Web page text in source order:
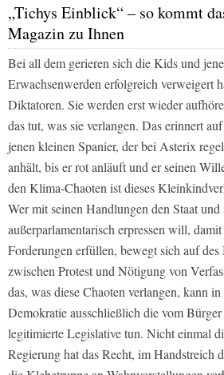
„Tichys Einblick“ – so kommt
Magazin zu Ihnen
Bei all dem gerieren sich die Kids und
Erwachsenwerden erfolgreich verweigert
Diktatoren. Sie werden erst wieder
das tut, was sie verlangen. Das erinnert
jenen kleinen Spanier, der bei Asterix
anhält, bis er rot anläuft und er seinen
den Klima-Chaoten ist dieses
Wer mit seinen Handlungen den Staat und
außerparlamentarisch erpressen will,
Forderungen erfüllen, bewegt sich auf des
zwischen Protest und Nötigung von
das, was diese Chaoten verlangen, kann
Demokratie ausschließlich die vom
legitimierte Legislative tun. Nicht einmal
Regierung hat das Recht, im Handstreich